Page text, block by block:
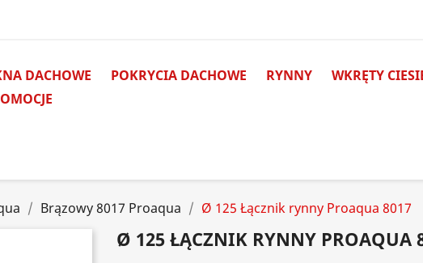
DACHOWE POKRYCIA DACHOWE RYNNY WKRĘTY
Brązowy 8017 Proaqua Ø 125 Łącznik rynny Proaqua 8017
Ø 125 ŁĄCZNIK RYNNY PROAQUA